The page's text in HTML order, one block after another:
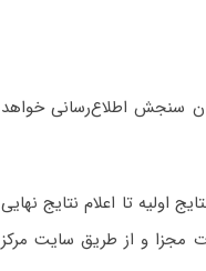
سنجش اطلاع‌رسانی خواهد
اولیه تا اعلام نتایج نهایی
مجزا و از طریق سایت مرکز